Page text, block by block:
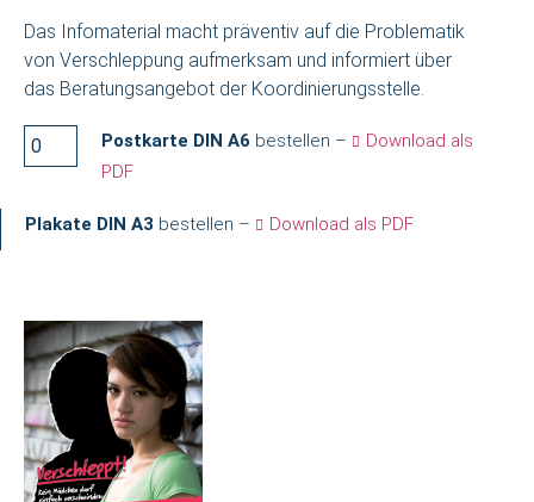
Das Infomaterial macht präventiv auf die Problematik
von Verschleppung aufmerksam und informiert über
das Beratungsangebot der Koordinierungsstelle.
Postkarte DIN A6 bestellen –
Download als
PDF
Plakate DIN A3 bestellen – Download als PDF